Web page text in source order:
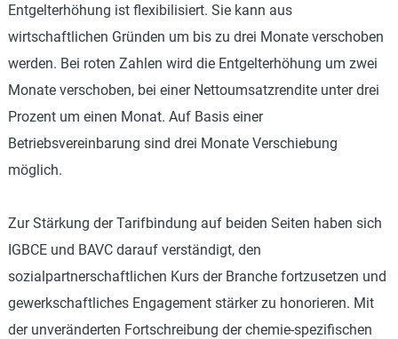
Entgelterhöhung ist flexibilisiert. Sie kann aus
wirtschaftlichen Gründen um bis zu drei Monate verschoben
werden. Bei roten Zahlen wird die Entgelterhöhung um zwei
Monate verschoben, bei einer Nettoumsatzrendite unter drei
Prozent um einen Monat. Auf Basis einer
Betriebsvereinbarung sind drei Monate Verschiebung
möglich.
Zur Stärkung der Tarifbindung auf beiden Seiten haben sich
IGBCE und BAVC darauf verständigt, den
sozialpartnerschaftlichen Kurs der Branche fortzusetzen und
gewerkschaftliches Engagement stärker zu honorieren. Mit
der unveränderten Fortschreibung der chemie-spezifischen